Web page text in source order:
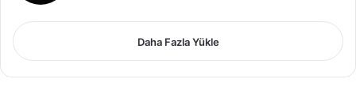
Daha Fazla Yükle